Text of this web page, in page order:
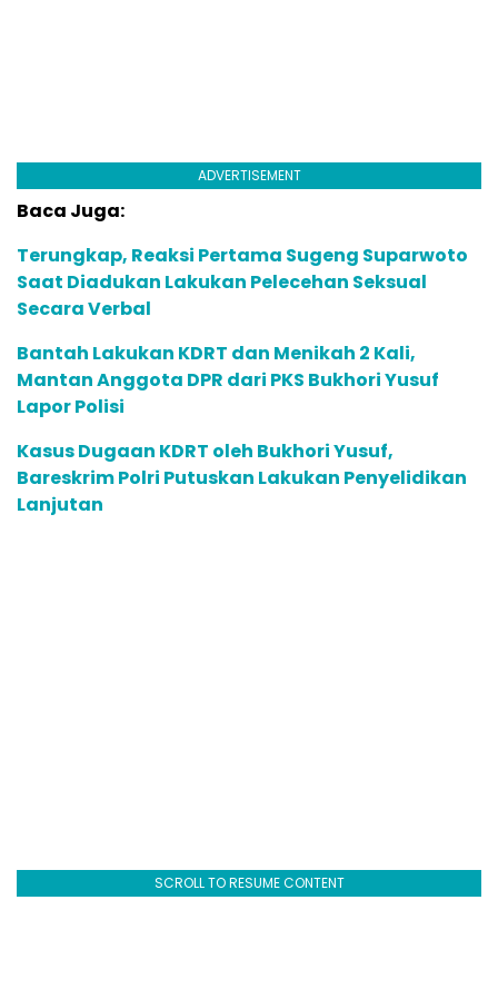
ADVERTISEMENT
Baca Juga:
Terungkap, Reaksi Pertama Sugeng Suparwoto
Saat Diadukan Lakukan Pelecehan Seksual
Secara Verbal
Bantah Lakukan KDRT dan Menikah 2 Kali,
Mantan Anggota DPR dari PKS Bukhori Yusuf
Lapor Polisi
Kasus Dugaan KDRT oleh Bukhori Yusuf,
Bareskrim Polri Putuskan Lakukan Penyelidikan
Lanjutan
SCROLL TO RESUME CONTENT